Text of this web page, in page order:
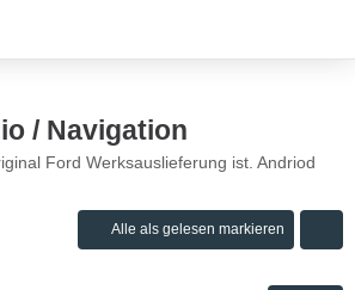
/ Navigation
Ford Werksauslieferung ist. Andriod
Alle als gelesen markieren